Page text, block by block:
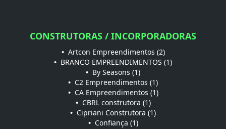
CONSTRUTORAS / INCORPORADORAS
• Artcon Empreendimentos (2)
• BRANCO EMPREENDIMENTOS (1)
• By Seasons (1)
• C2 Empreendimentos (1)
• CA Empreendimentos (1)
• CBRL construtora (1)
• Cipriani Construtora (1)
• Confiança (1)